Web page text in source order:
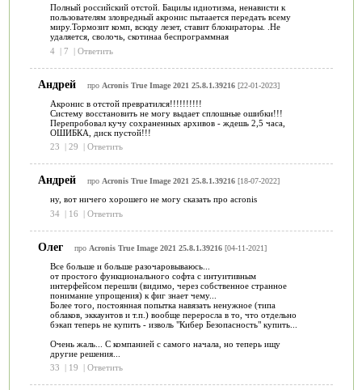
Полный российский отстой. Бацилы идиотизма, ненависти к
пользователям зловредный акронис пытаается передать всему
миру.Тормозит комп, всюду лезет, ставит блокираторы. .Не
удаляется, сволочь, скотинаа беспрограммная
4 | 7 | Ответить
Андрей про Acronis True Image 2021 25.8.1.39216[22-01-2023]
Акронис в отстой превратился!!!!!!!!!!
Систему восстановить не могу выдает сплошные ошибки!!!
Перепробовал кучу сохраненных архивов - ждешь 2,5 часа,
ОШИБКА, диск пустой!!!
23
| 29 | Ответить
Андрей про Acronis True Image 2021 25.8.1.39216[18-07-2022]
ну, вот ничего хорошего не могу сказать про acronis
34 | 16 | Ответить
Олег про Acronis True Image 2021 25.8.1.39216[04-11-2021]
Все больше и больше разочаровываюсь...
от простого функционального софта с интуитивным
интерфейсом перешли (видимо, через собственное странное
понимание упрощения) к фиг знает чему...
Более того, постоянная попытка навязать ненужное (типа
облаков, эккаунтов и т.п.) вообще переросла в то, что отдельно
бэкап теперь не купить - изволь "Кибер Безопасность" купить...
Очень жаль... С компанией с самого начала, но теперь ищу
другие решения...
33
| 19 | Ответить